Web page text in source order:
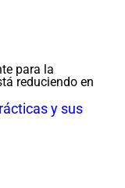
para la
reduciendo en
y sus